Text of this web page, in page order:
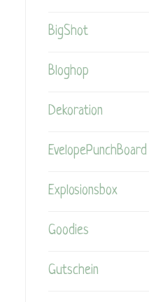
BigShot
Bloghop
Dekoration
EvelopePunchBoard
Explosionsbox
Goodies
Gutschein